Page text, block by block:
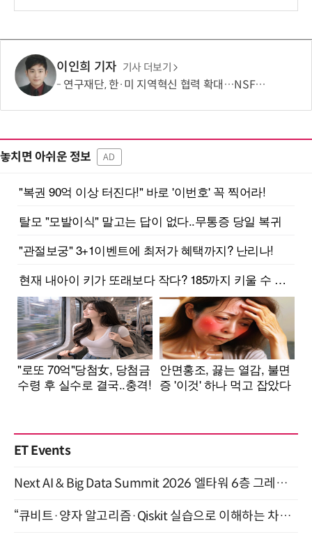
보
이인희 기자 기사 더보기
연구재단, 한·미 지역혁신 협력 확대…NSF와 반도체·우주항공 연계 모색
놓치면 아쉬운 정보 AD
ET Events
Next AI & Big Data Summit 2026 엘타워 6층 그레이스홀 개최 (9/18)
“큐비트·양자 알고리즘·Qiskit 실습으로 이해하는 차세대 컴퓨팅” (8/28)